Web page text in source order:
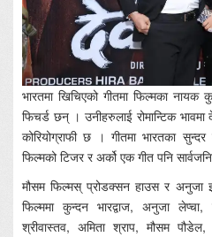
भारतमा खिचिएको गीतमा फिल्मका नायक
फिचर्ड छन् । उनीहरुलाई रोमान्टिक
कोरियोग्राफी छ । गीतमा भारतका
फिल्मको टिजर र अर्को एक गीत पनि
मौसम फिल्मस् प्रोडक्सन हाउस र अनुजा
फिल्ममा कुन्दन भारद्वाज, अनुजा
श्रीवास्तव, अमिता श्राप, मौसम